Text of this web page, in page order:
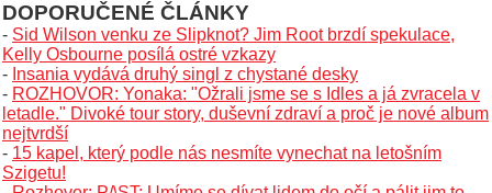
DOPORUČENÉ ČLÁNKY
- Sid Wilson venku ze Slipknot? Jim Root brzdí spekulace,
Kelly Osbourne posílá ostré vzkazy
- Insania vydává druhý singl z chystané desky
- ROZHOVOR: Yonaka: "Ožrali jsme se s Idles a já zvracela v
letadle." Divoké tour story, duševní zdraví a proč je nové album
nejtvrdší
- 15 kapel, který podle nás nesmíte vynechat na letošním
Szigetu!